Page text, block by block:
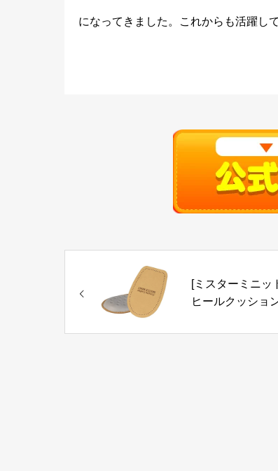
になってきました。これからも活躍し
[ミスターミニッ
ヒールクッショ
用 衝撃吸収 消